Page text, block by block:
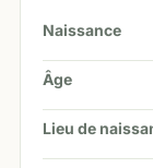
Naissance
Âge
Lieu de